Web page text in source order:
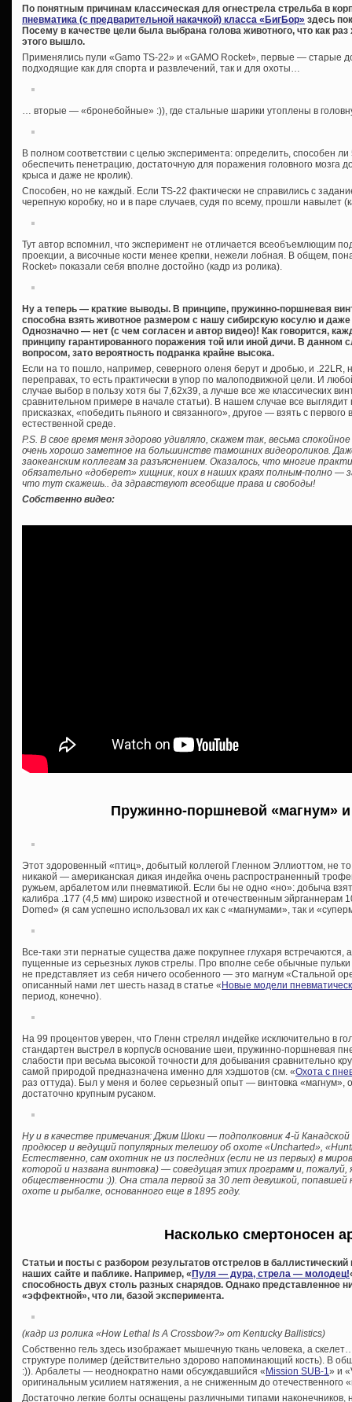
По понятным причинам классическая для огнестрела стрельба в
пневматика (с предварительной накачкой) класса «БигБор» здесь
Посему в качестве цели была выбрана голова животного, что как
этого вышло.
Применялись пули «Gamo TS-22» и «GAMO Rocket», первые — старые
подходящие как для спорта и развлечений, так и для охоты…
… вторые — «бронебойные» :)), где стальные шарики утоплены в
В полном соответствии с целью эксперимента: определить, способен
обеспечить пенетрацию, достаточную для поражения головного мозга
крыса и даже не кролик).
Способен, но не каждый. Если TS-22 фактически не справились с
черепную коробку, но и в паре случаев, судя по всему, прошли навылет
Тут автор вспомнил, что эксперимент не отличается всеобъемлющим
проекции, а височные кости менее крепки, нежели лобная. В общем,
Rocket» показали себя вполне достойно (кадр из ролика).
Ну а теперь — краткие выводы. В принципе, пружинно-поршневая
способна взять животное размером с нашу сибирскую косулю и
Однозначно — нет (с чем согласен и автор видео)! Как говорится,
принципу гарантированного поражения той или иной дичи. В данном
вопросом, зато вероятность подранка крайне высока.
Если на то пошло, например, северного оленя берут и дробью, и
переправах, то есть практически в упор по малоподвижной цели. И
случае выбор в пользу хотя бы 7,62х39, а лучше все же классических
сравнительном примере в начале статьи). В нашем случае все выглядит
присказках, «победить пьяного и связанного», другое — взять с
естественной среде.
P.S. В свое время меня здорово удивляло, скажем так, весьма
очень хорошо заметное на большинстве тамошних видеороликов.
заокеанским коллегам за разъяснением. Оказалось, что многие
обязательно «доберет» хищник, коих в наших краях полным-полно —
что тут скажешь.. да здравствуют всеобщие права и свободы!
Собственно видео:
Пружинно-поршневой «магнум» и
Этот здоровенный «птиц», добытый коллегой Гленном Эллиоттом, не
никакой — американская дикая индейка очень распространенный
ружьем, арбалетом или пневматикой. Если бы не одно «но»: добыча
калибра .177 (4,5 мм) широко известной и отечественным эйрганнерам
Domed» (я сам успешно использовал их как с «магнумами», так и
Все-таки эти пернатые существа даже покрупнее глухаря
пущенные из серьезных луков стрелы. Про вполне себе обычные
не представляет из себя ничего особенного — это магнум «Стальной
описанный нами лет шесть назад в статье « Новые модели
период, конечно).
На 99 процентов уверен, что Гленн стрелял индейке исключительно в
стандартен выстрел в корпус/в основание шеи, пружинно-поршневая
слабости при весьма высокой точности для добывания сравнительно
самой природой предназначена именно для хэдшотов (см. «Охота с
раз оттуда). Был у меня и более серьезный опыт — винтовка «магнум»,
достаточно крупным русаком.
Ну и в качестве примечания: Джим Шоки — подполковник 4-й
продюсер и ведущий популярных телешоу об охоте «Uncharted»,
Естественно, сам охотник не из последних (если не из первых) в
которой и названа винтовка) — соведущая этих программ и,
общественности :)). Она стала первой за 30 лет девушкой, попавшей
охоте и рыбалке, основанного еще в 1895 году.
Насколько смертоносен
Статьи и посты с разбором результатов отстрелов в
наших сайте и паблике. Например, « Пуля — дура, стрела — молодец!
способность двух столь разных снарядов. Однако представленное
«эффектной», что ли, базой эксперимента.
(кадр из ролика «How Lethal Is A Crossbow?» от Kentucky Ballistics)
Собственно гель здесь изображает мышечную ткань человека, а
структуре полимер (действительно здорово напоминающий кость). В
:)). Арбалеты — неоднократно нами обсуждавшийся « Mission SUB-1» и
оригинальным усилием натяжения, а не сниженным до отечественного
Достаточно легкие болты оснащены различными типами